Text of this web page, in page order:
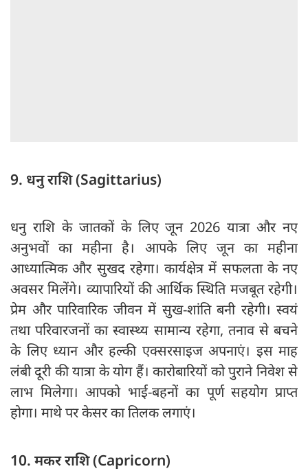
9. धनु राशि (Sagittarius)
धनु राशि के जातकों के लिए जून 2026 यात्रा और नए
अनुभवों का महीना है। आपके लिए जून का महीना
आध्यात्मिक और सुखद रहेगा। कार्यक्षेत्र में सफलता के नए
अवसर मिलेंगे। व्यापारियों की आर्थिक स्थिति मजबूत रहेगी।
प्रेम और पारिवारिक जीवन में सुख-शांति बनी रहेगी। स्वयं
तथा परिवारजनों का स्वास्थ्य सामान्य रहेगा, तनाव से बचने
के लिए ध्यान और हल्की एक्सरसाइज अपनाएं। इस माह
लंबी दूरी की यात्रा के योग हैं। कारोबारियों को पुराने निवेश से
लाभ मिलेगा। आपको भाई-बहनों का पूर्ण सहयोग प्राप्त
होगा। माथे पर केसर का तिलक लगाएं।
10. मकर राशि (Capricorn)